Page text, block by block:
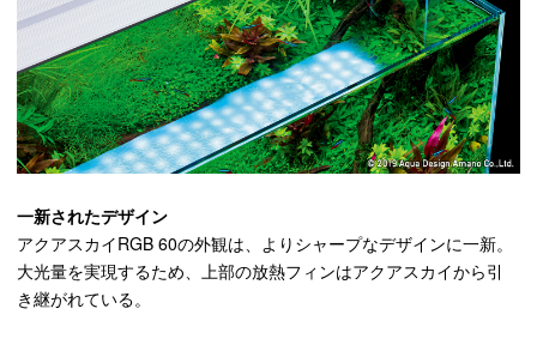
一新されたデザイン
アクアスカイRGB 60の外観は、よりシャープなデザインに一新。
大光量を実現するため、上部の放熱フィンはアクアスカイから引
き継がれている。